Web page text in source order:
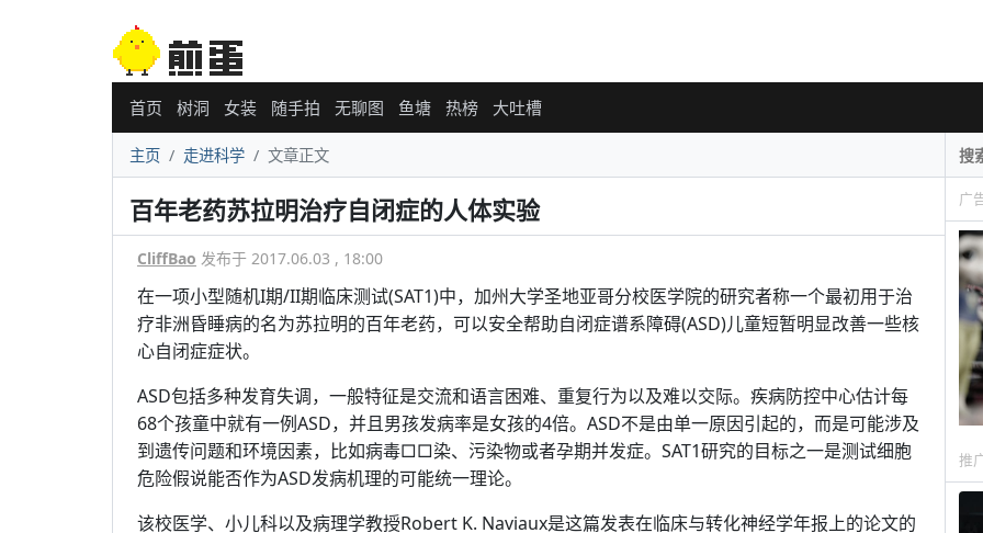
首页 树洞 女装 随手拍 无聊图 鱼塘 热榜 大吐槽
主页 走进科学 文章正文
百年老药苏拉明治疗自闭症的人体实验
CliffBao 发布于 2017.06.03 , 18:00
在一项小型随机I期/II期临床测试(SAT1)中，加州大学圣地亚哥分校医学院的研究者称一个最初用于治
疗非洲昏睡病的名为苏拉明的百年老药，可以安全帮助自闭症谱系障碍(ASD)儿童短暂明显改善一些核
心自闭症症状。
ASD包括多种发育失调，一般特征是交流和语言困难、重复行为以及难以交际。疾病防控中心估计每
68个孩童中就有一例ASD，并且男孩发病率是女孩的4倍。ASD不是由单一原因引起的，而是可能涉及
到遗传问题和环境因素，比如病毒□□染、污染物或者孕期并发症。SAT1研究的目标之一是测试细胞
危险假说能否作为ASD发病机理的可能统一理论。
该校医学、小儿科以及病理学教授Robert K. Naviaux是这篇发表在临床与转化神经学年报上的论文的
广
推